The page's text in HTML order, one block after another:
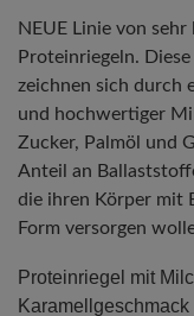
NEUE Linie von
Proteinriegeln.
zeichnen sich durch
und hochwertiger
Zucker, Palmöl und
Anteil an
die ihren Körper mit
Form versorgen
Proteinriegel mit